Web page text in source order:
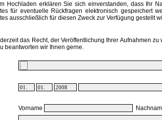
Hochladen erklären Sie sich einverstanden, dass Ihr
für eventuelle Rückfragen elektronisch gespeichert
ausschließlich für diesen Zweck zur Verfügung gestellt
das Recht, der Veröffentlichung Ihrer Aufnahmen
beantworten wir Ihnen gerne.
Vorname